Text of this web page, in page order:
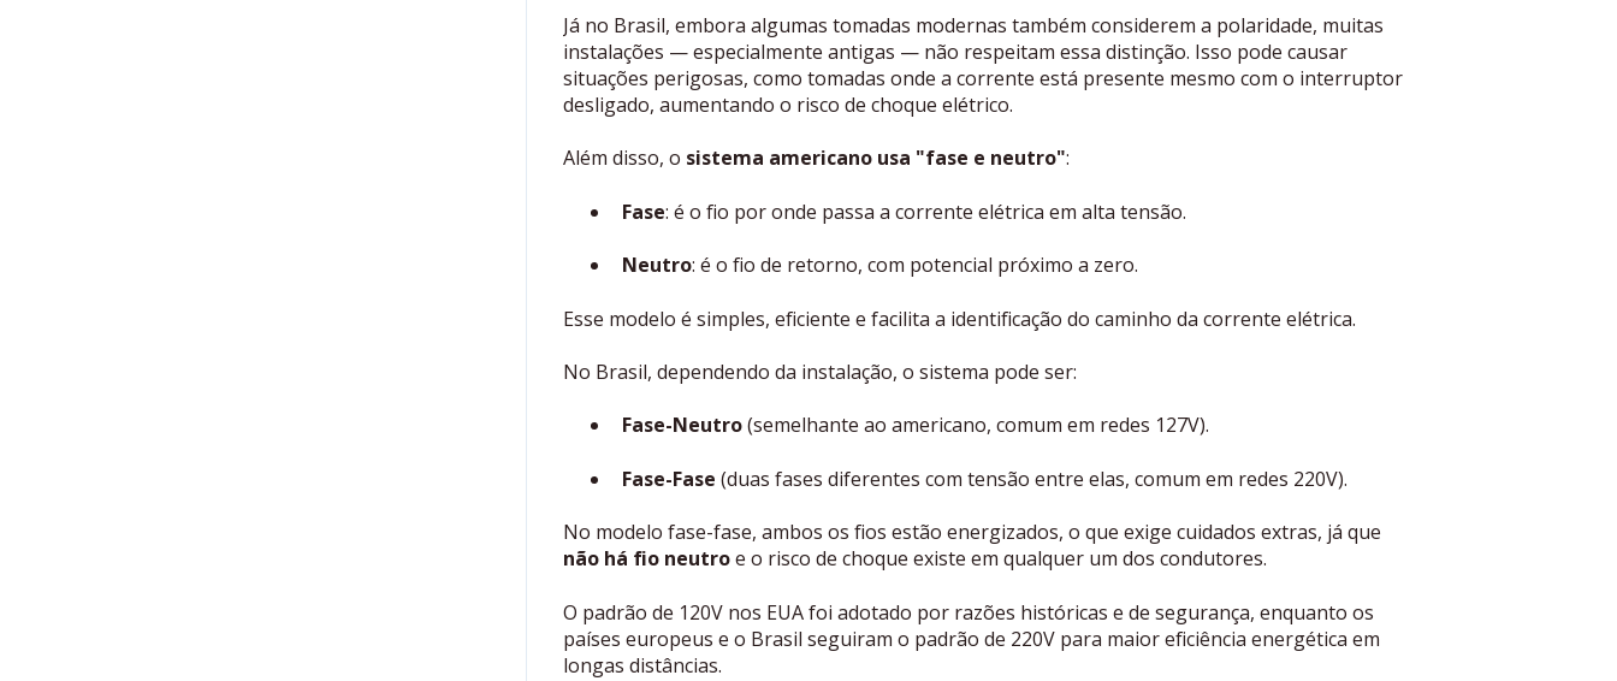
Já no Brasil, embora algumas tomadas modernas também considerem a polaridade, muitas
instalações — especialmente antigas — não respeitam essa distinção. Isso pode causar
situações perigosas, como tomadas onde a corrente está presente mesmo com o interruptor
desligado, aumentando o risco de choque elétrico.
Além disso, o sistema americano usa "fase e neutro":
Fase: é o fio por onde passa a corrente elétrica em alta tensão.
Neutro: é o fio de retorno, com potencial próximo a zero.
Esse modelo é simples, eficiente e facilita a identificação do caminho da corrente elétrica.
No Brasil, dependendo da instalação, o sistema pode ser:
Fase-Neutro(semelhante ao americano, comum em redes 127V).
Fase-Fase (duas fases diferentes com tensão entre elas, comum em redes 220V).
No modelo fase-fase, ambos os fios estão energizados, o que exige cuidados extras, já que
não há fio neutroe o risco de choque existe em qualquer um dos condutores.
O padrão de 120V nos EUA foi adotado por razões históricas e de segurança, enquanto os
países europeus e o Brasil seguiram o padrão de 220V para maior eficiência energética em
longas distâncias.